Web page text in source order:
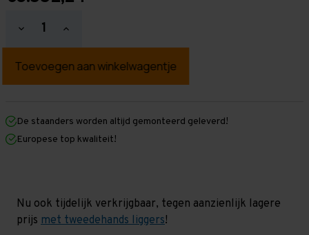
Hoeveelheid
verlagen
Grootvakstelling
mm
mm
x
1.200
niveaus
Hoeveelheid
verhogen
Grootvakstelling
mm
mm
1.200
niveaus
De staanders worden altijd gemonteerd geleverd!
Europese top kwaliteit!
Nu ook tijdelijk verkrijgbaar, tegen aanzienlijk lagere
prijs met tweedehands liggers!